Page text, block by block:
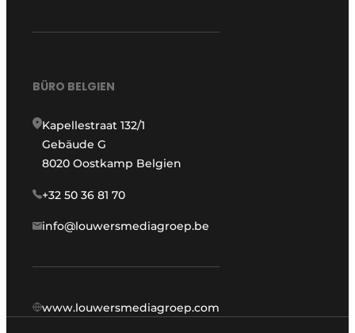
BÜRO BELGIEN
Kapellestraat 132/1
Gebäude G
8020 Oostkamp Belgien
+32 50 36 81 70
info@louwersmediagroep.be
www.louwersmediagroep.com